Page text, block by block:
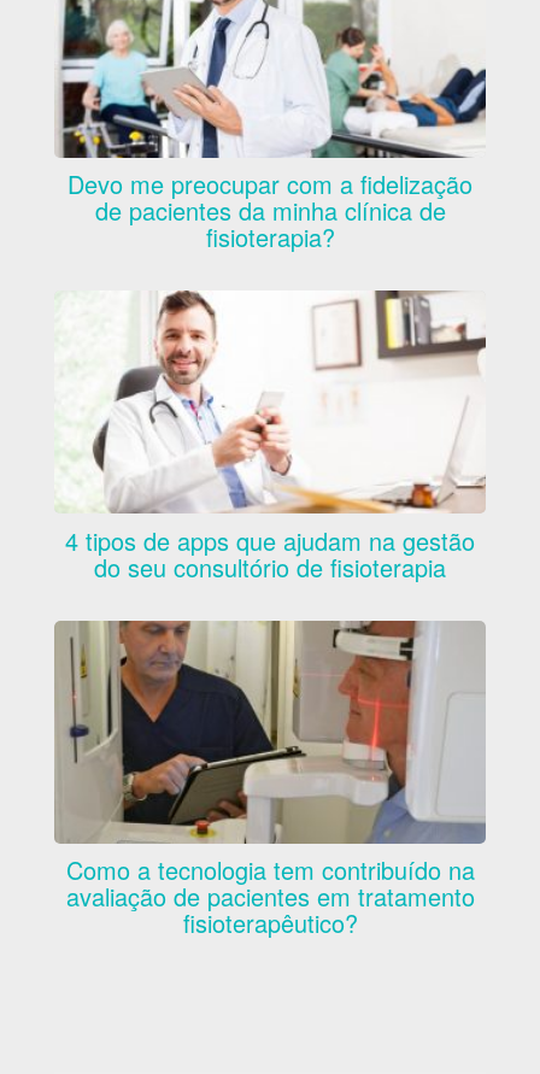
Devo me preocupar com a fidelização
de pacientes da minha clínica de
fisioterapia?
4 tipos de apps que ajudam na gestão
do seu consultório de fisioterapia
Como a tecnologia tem contribuído na
avaliação de pacientes em tratamento
fisioterapêutico?